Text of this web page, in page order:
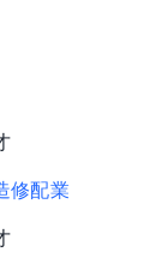
修配業